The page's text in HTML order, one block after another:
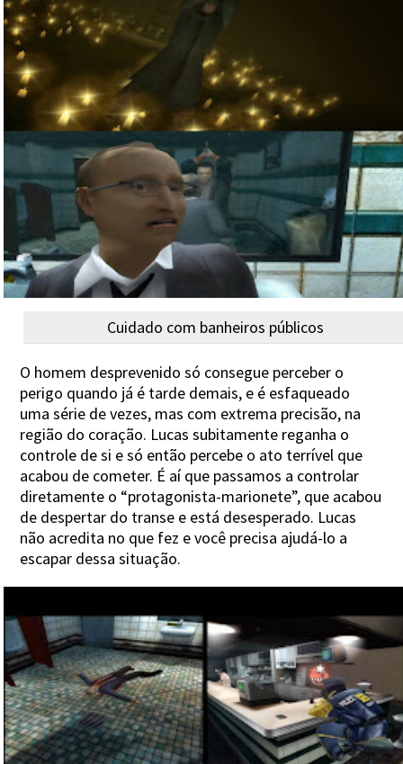
Cuidado com banheiros públicos
O homem desprevenido só consegue perceber o
perigo quando já é tarde demais, e é esfaqueado
uma série de vezes, mas com extrema precisão, na
região do coração. Lucas subitamente reganha o
controle de si e só então percebe o ato terrível que
acabou de cometer. É aí que passamos a controlar
diretamente o “protagonista-marionete”, que acabou
de despertar do transe e está desesperado. Lucas
não acredita no que fez e você precisa ajudá-lo a
escapar dessa situação.